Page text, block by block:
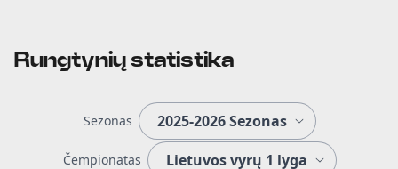
Rungtynių statistika
Sezonas
Čempionatas